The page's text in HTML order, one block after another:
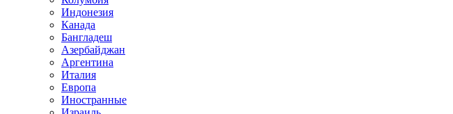
Индонезия
Канада
Бангладеш
Азербайджан
Аргентина
Италия
Европа
Иностранные